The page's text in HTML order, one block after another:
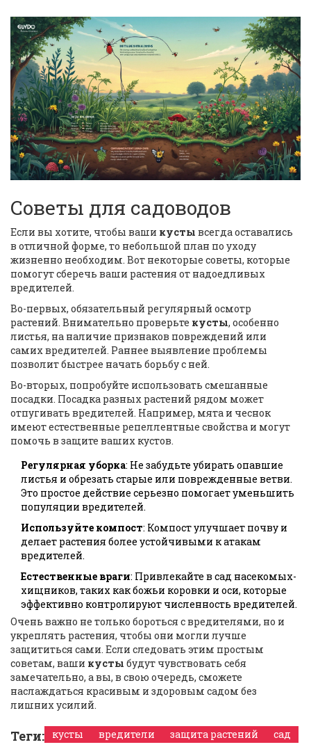
Советы для садоводов
Если вы хотите, чтобы ваши кусты всегда оставались
в отличной форме, то небольшой план по уходу
жизненно необходим. Вот некоторые советы, которые
помогут сберечь ваши растения от надоедливых
вредителей.
Во-первых, обязательный регулярный осмотр
растений. Внимательно проверьте кусты, особенно
листья, на наличие признаков повреждений или
самих вредителей. Раннее выявление проблемы
позволит быстрее начать борьбу с ней.
Во-вторых, попробуйте использовать смешанные
посадки. Посадка разных растений рядом может
отпугивать вредителей. Например, мята и чеснок
имеют естественные репеллентные свойства и могут
помочь в защите ваших кустов.
Регулярная уборка: Не забудьте убирать опавшие
листья и обрезать старые или поврежденные ветви.
Это простое действие серьезно помогает уменьшить
популяции вредителей.
Используйте компост: Компост улучшает почву и
делает растения более устойчивыми к атакам
вредителей.
Естественные враги: Привлекайте в сад насекомых-
хищников, таких как божьи коровки и оси, которые
эффективно контролируют численность вредителей.
Очень важно не только бороться с вредителями, но и
укреплять растения, чтобы они могли лучше
защититься сами. Если следовать этим простым
советам, ваши кусты будут чувствовать себя
замечательно, а вы, в свою очередь, сможете
наслаждаться красивым и здоровым садом без
лишних усилий.
Теги: кусты вредители защита растений сад